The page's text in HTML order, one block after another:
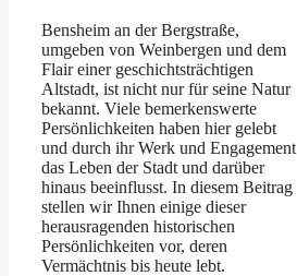
Bensheim an der Bergstraße,
umgeben von Weinbergen und dem
Flair einer geschichtsträchtigen
Altstadt, ist nicht nur für seine Natur
bekannt. Viele bemerkenswerte
Persönlichkeiten haben hier gelebt
und durch ihr Werk und Engagement
das Leben der Stadt und darüber
hinaus beeinflusst. In diesem Beitrag
stellen wir Ihnen einige dieser
herausragenden historischen
Persönlichkeiten vor, deren
Vermächtnis bis heute lebt.